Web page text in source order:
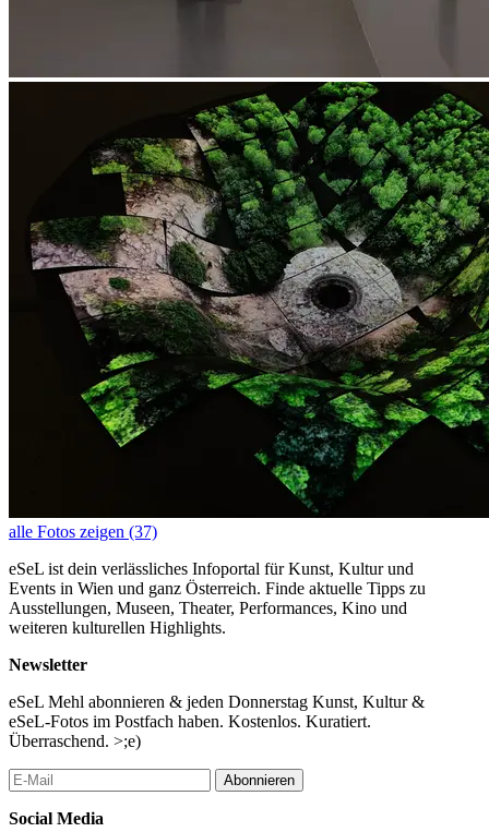
alle Fotos zeigen (37)
eSeL ist dein verlässliches Infoportal für Kunst, Kultur und
Events in Wien und ganz Österreich. Finde aktuelle Tipps zu
Ausstellungen, Museen, Theater, Performances, Kino und
weiteren kulturellen Highlights.
Newsletter
eSeL Mehl abonnieren & jeden Donnerstag Kunst, Kultur &
eSeL-Fotos im Postfach haben. Kostenlos. Kuratiert.
Überraschend. >;e)
Abonnieren
Social Media